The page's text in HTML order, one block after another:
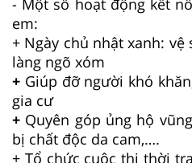
- Một số hoạt động kết
em:
+ Ngày chủ nhật xanh:
làng ngõ xóm
+ Giúp đỡ người khó
gia cư
+ Quyên góp ủng hộ
bị chất độc da cam,….
+ Tổ chức cuộc thi thời